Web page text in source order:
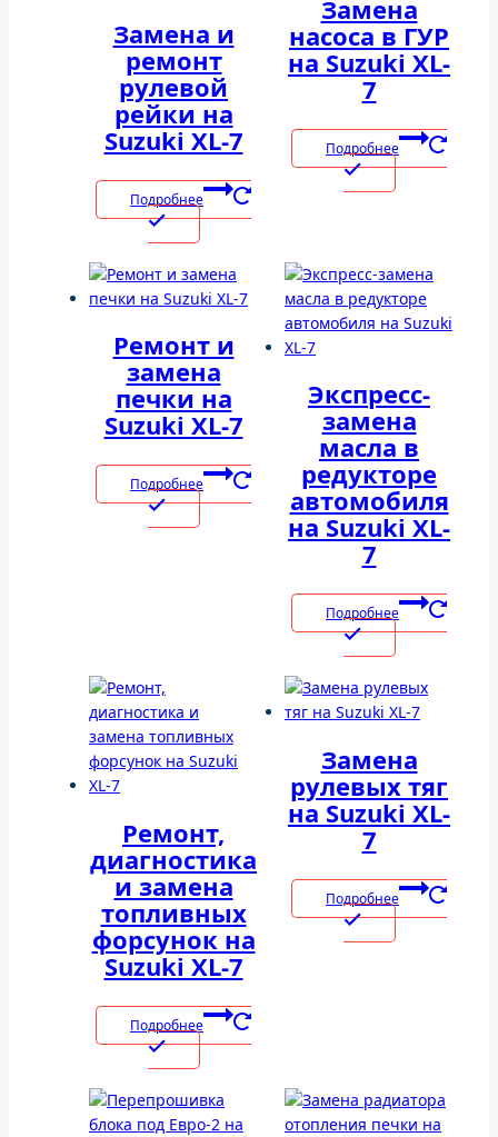
Замена и
ремонт
рулевой
рейки на
Suzuki XL-7
Подробнее
Замена
насоса в ГУР
на Suzuki XL-
7
Подробнее
Ремонт и
замена
печки на
Suzuki XL-7
Подробнее
Экспресс-
замена
масла в
редукторе
автомобиля
на Suzuki XL-
7
Подробнее
Ремонт,
диагностика
и замена
топливных
форсунок на
Suzuki XL-7
Подробнее
Замена
рулевых тяг
на Suzuki XL-
7
Подробнее